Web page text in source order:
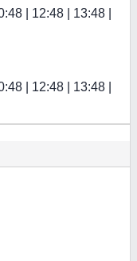
| 12:48 | 13:48 |
| 12:48 | 13:48 |